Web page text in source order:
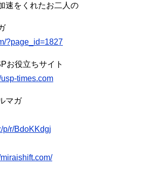
速をくれたお二人の
?page_id=1827
お役立ちサイト
usp-times.com
マガ
p/r/BdoKKdgj
miraishift.com/